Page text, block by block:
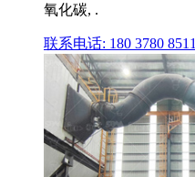
氧化碳, .
联系电话: 180 3780 8511